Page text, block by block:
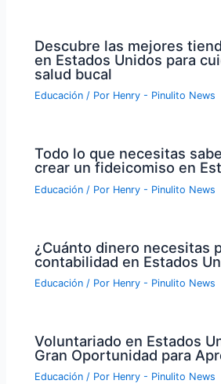
Descubre las mejores
en Estados Unidos para
salud bucal
Educación / Por Henry - Pinulito News
Todo lo que necesitas
crear un fideicomiso en
Educación / Por Henry - Pinulito News
¿Cuánto dinero necesitas
contabilidad en Estados
Educación / Por Henry - Pinulito News
Voluntariado en Estados
Gran Oportunidad para
Educación / Por Henry - Pinulito News